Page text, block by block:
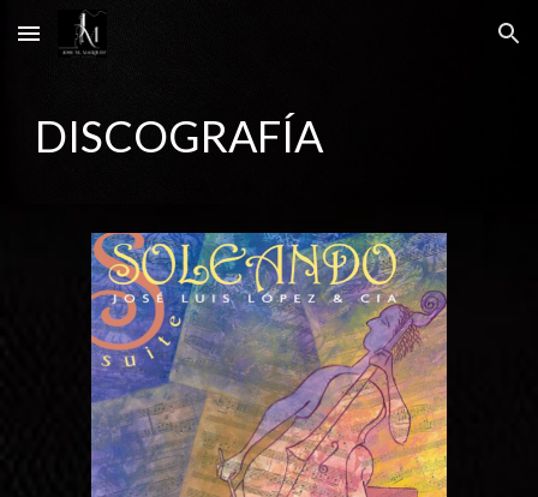
Skip to main content Skip to navigation
DISCOGRAFÍA